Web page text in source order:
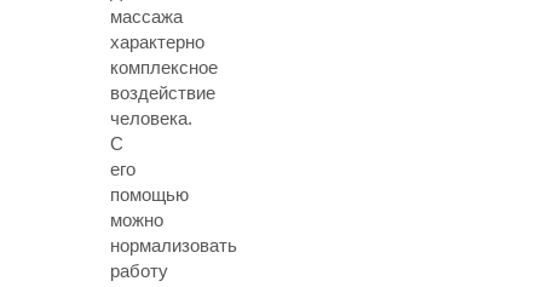
массажа
характерно
комплексное
воздействие
человека.
С
его
помощью
можно
нормализовать
работу